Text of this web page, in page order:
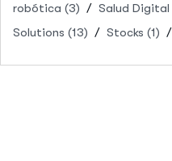
robótica (3) Salud Digital
Solutions (13) Stocks (1)